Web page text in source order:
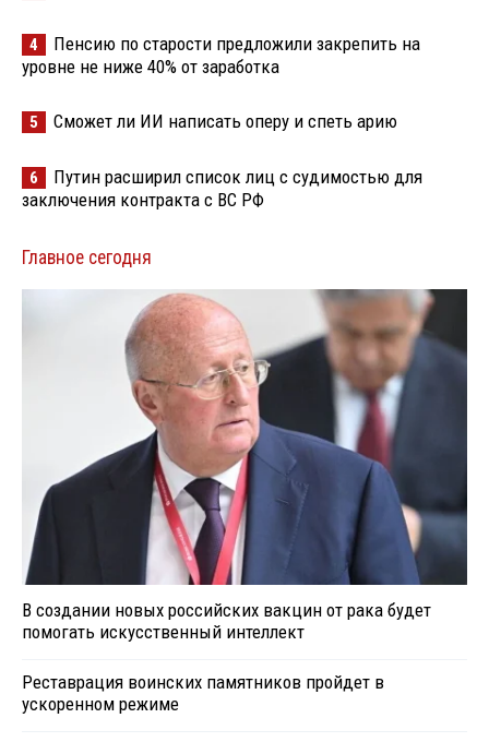
4
Пенсию по старости предложили закрепить на
уровне не ниже 40% от заработка
5 Сможет ли ИИ написать оперу и спеть арию
6
Путин расширил список лиц с судимостью для
заключения контракта с ВС РФ
Главное сегодня
В создании новых российских вакцин от рака будет
помогать искусственный интеллект
Реставрация воинских памятников пройдет в
ускоренном режиме